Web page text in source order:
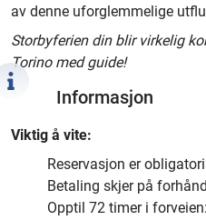
av denne uforglemmelige
Storbyferien din blir virkelig
Torino med guide!
Informasjon
Viktig å vite:
Reservasjon er
Betaling skjer på
Opptil 72 timer i